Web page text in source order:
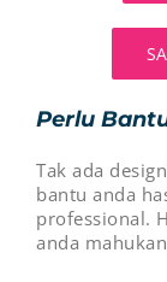
Perlu
Tak ada
bantu anda
professional.
anda